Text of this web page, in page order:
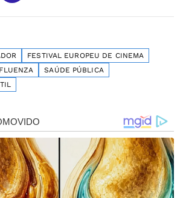
FESTIVAL EUROPEU DE CINEMA
SAÚDE PÚBLICA